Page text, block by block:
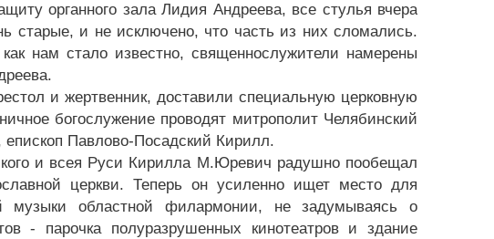
органного зала Лидия Андреева, все стулья вчера
старые, и не исключено, что часть из них сломались.
нам стало известно, священнослужители намерены
и жертвенник, доставили специальную церковную
богослужение проводят митрополит Челябинский
Павлово-Посадский Кирилл.
и всея Руси Кирилла М.Юревич радушно пообещал
церкви. Теперь он усиленно ищет место для
музыки областной филармонии, не задумываясь о
- парочка полуразрушенных кинотеатров и здание